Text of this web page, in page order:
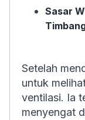
Sasar
Setelah
untuk
ventilasi. Ia
menyengat